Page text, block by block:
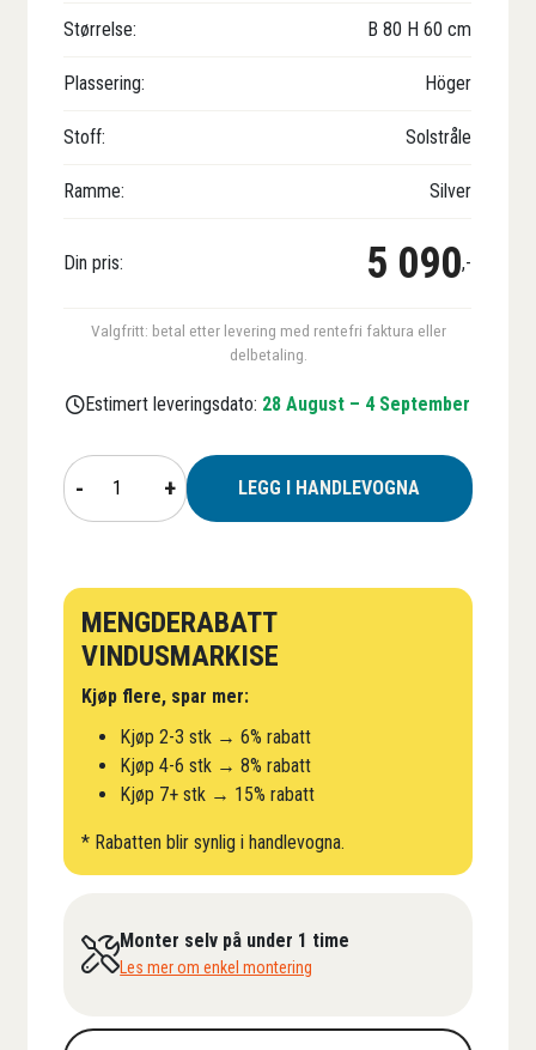
Størrelse: B80 H60 cm
Plassering: Höger
Stoff: Solstråle
Ramme: Silver
Din pris: 5 090,-
Valgfritt: betal etter levering med rentefri faktura eller
delbetaling.
Estimert leveringsdato: 28 August – 4 September
Vindusmarkise
BILLY
antall
- + LEGG I HANDLEVOGNA
MENGDERABATT
VINDUSMARKISE
Kjøp flere, spar mer:
Kjøp 2-3 stk → 6% rabatt
Kjøp 4-6 stk → 8% rabatt
Kjøp 7+ stk → 15% rabatt
* Rabatten blir synlig i handlevogna.
Monter selv på under 1 time
Les mer om enkel montering